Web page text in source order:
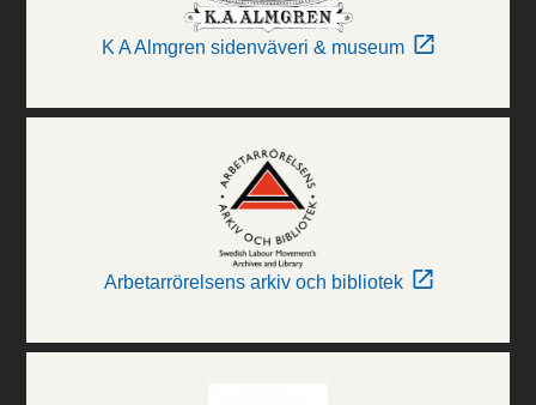
K A Almgren sidenväveri & museum
Arbetarrörelsens arkiv och bibliotek